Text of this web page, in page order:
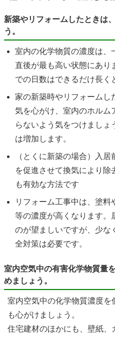
新築やリフォームしたときは
う。
室内の化学物質の濃度は、
直後が最も高い状態にあり
での日数はできるだけ長く
家の新築時やリフォームし
気を心がけ、室内のホルム
らないよう気をつけまし
は増加します。
（とくに新築の場合）入
を促進させて換気により
も有効な方法です
リフォーム工事中は、塗料
等の濃度が高くなります。
のが望ましいですが、少な
全対策は必要です。
室内空気中の有害化学物質量
めましょう。
室内空気中の化学物質濃度を
も心がけましょう。
住宅建材のほかにも、壁紙